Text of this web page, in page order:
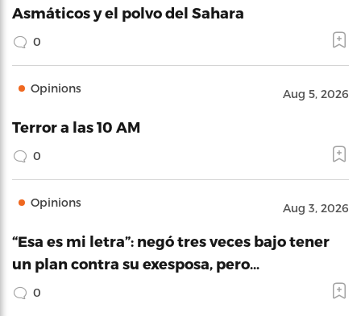
Asmáticos y el polvo del Sahara
0
Opinions Aug 5, 2026
Terror a las 10 AM
0
Opinions Aug 3, 2026
“Esa es mi letra”: negó tres veces bajo tener
un plan contra su exesposa, pero…
0